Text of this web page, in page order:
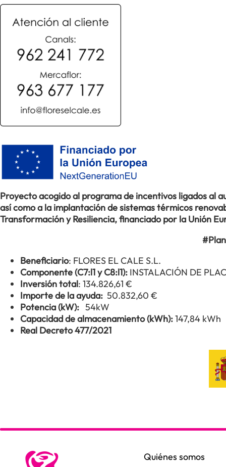
Proyecto acogido al programa de incentivos ligados al
así como a la implantación de sistemas térmicos
Transformación y Resiliencia, financiado por la Unión
Beneficiario: FLORES EL CALE S.L.
Componente (C7:l1 y C8:l1): INSTALACIÓN DE
Inversión total: 134.826,61 €
Importe de la ayuda: 50.832,60 €
Potencia (kW): 54kW
Capacidad de almacenamiento (kWh):147,84 kWh
Real Decreto 477/2021
Quiénes somos